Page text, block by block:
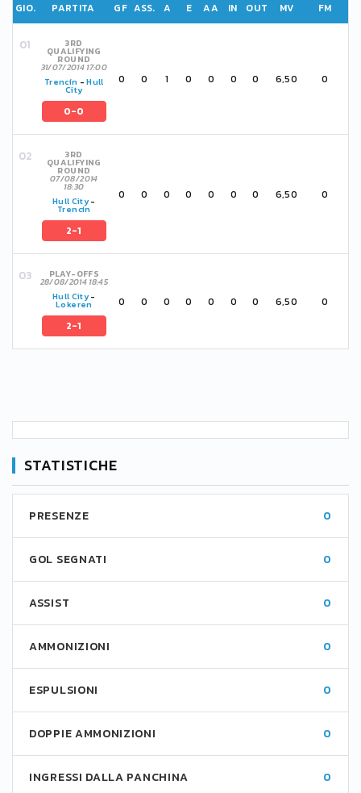
GIO. PARTITA GF ASS. A E AA IN OUT MV FM
3RD
QUALIFYING
ROUND
31/07/2014 17:00
Trencín -Hull
City
0-0
0 0 1 0 0 0 0 6,50 0
3RD
QUALIFYING
ROUND
07/08/2014
18:30
Hull City-
Trencín
2-1
0 0 0 0 0 0 0 6,50 0
PLAY-OFFS
28/08/2014 18:45
Hull City-
Lokeren
2-1
0 0 0 0 0 0 0 6,50 0
STATISTICHE
PRESENZE 0
GOL SEGNATI 0
ASSIST 0
AMMONIZIONI 0
ESPULSIONI 0
DOPPIE AMMONIZIONI 0
INGRESSI DALLA PANCHINA 0